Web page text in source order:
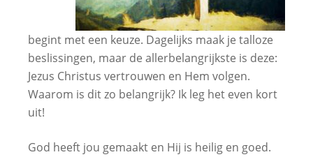
begint met een keuze. Dagelijks maak je talloze
beslissingen, maar de allerbelangrijkste is deze:
Jezus Christus vertrouwen en Hem volgen.
Waarom is dit zo belangrijk? Ik leg het even kort
uit!
God heeft jou gemaakt en Hij is heilig en goed.